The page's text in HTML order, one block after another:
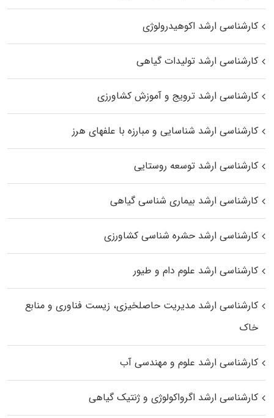
کارشناسی ارشد اکوهیدرولوژی
کارشناسی ارشد تولیدات گیاهی
کارشناسی ارشد ترویج و آموزش کشاورزی
کارشناسی ارشد شناسایی و مبارزه با علفهای هرز
کارشناسی ارشد توسعه روستایی
کارشناسی ارشد بیماری‌ شناسی گیاهی
کارشناسی ارشد حشره‌ شناسی کشاورزی
کارشناسی ارشد علوم دام و طیور
کارشناسی ارشد مدیریت حاصلخیزی، زیست فناوری و منابع
خاک
کارشناسی ارشد علوم و مهندسی آب
کارشناسی ارشد اگرواکولوژی و ژنتیک گیاهی